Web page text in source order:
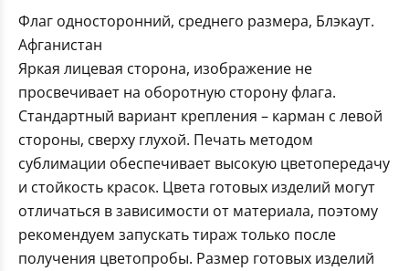
Флаг односторонний, среднего размера, Блэкаут.
Афганистан
Яркая лицевая сторона, изображение не
просвечивает на оборотную сторону флага.
Стандартный вариант крепления – карман с левой
стороны, сверху глухой. Печать методом
сублимации обеспечивает высокую цветопередачу
и стойкость красок. Цвета готовых изделий могут
отличаться в зависимости от материала, поэтому
рекомендуем запускать тираж только после
получения цветопробы. Размер готовых изделий